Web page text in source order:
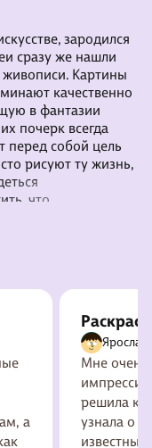
зародился
сразу же нашли
Картины
качественно
в фантазии
почерк всегда
перед собой цель
рисуют ту жизнь,
что
в кадрах
на страницах
раскраске вы
стиль и
а
Мне очень
решила
узнала о